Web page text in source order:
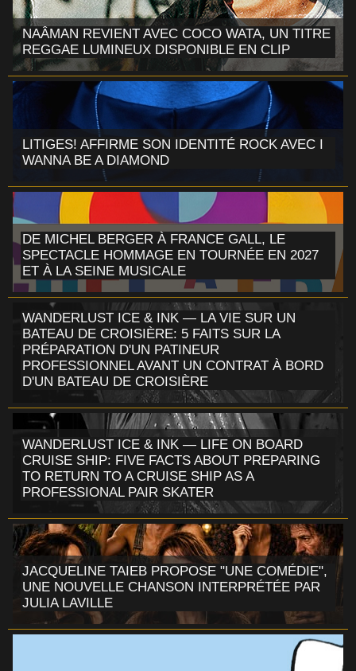
NAÂMAN REVIENT AVEC COCO WATA, UN TITRE
REGGAE LUMINEUX DISPONIBLE EN CLIP
LITIGES! AFFIRME SON IDENTITÉ ROCK AVEC I
WANNA BE A DIAMOND
DE MICHEL BERGER À FRANCE GALL, LE
SPECTACLE HOMMAGE EN TOURNÉE EN 2027
ET À LA SEINE MUSICALE
WANDERLUST ICE & INK — LA VIE SUR UN
BATEAU DE CROISIÈRE: 5 FAITS SUR LA
PRÉPARATION D'UN PATINEUR
PROFESSIONNEL AVANT UN CONTRAT À BORD
D'UN BATEAU DE CROISIÈRE
WANDERLUST ICE & INK — LIFE ON BOARD
CRUISE SHIP: FIVE FACTS ABOUT PREPARING
TO RETURN TO A CRUISE SHIP AS A
PROFESSIONAL PAIR SKATER
JACQUELINE TAIEB PROPOSE "UNE COMÉDIE",
UNE NOUVELLE CHANSON INTERPRÉTÉE PAR
JULIA LAVILLE